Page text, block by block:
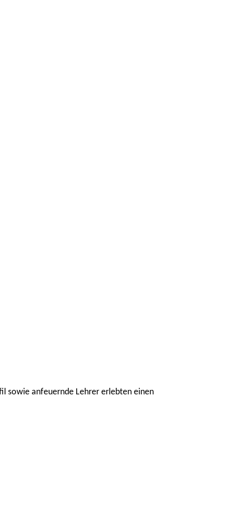
sowie anfeuernde Lehrer erlebten einen